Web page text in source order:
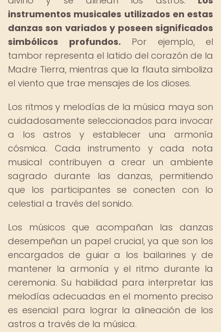
instrumentos musicales utilizados en estas
danzas son variados y poseen significados
simbólicos profundos. Por ejemplo, el
tambor representa el latido del corazón de la
Madre Tierra, mientras que la flauta simboliza
el viento que trae mensajes de los dioses.
Los ritmos y melodías de la música maya son
cuidadosamente seleccionados para invocar
a los astros y establecer una armonía
cósmica. Cada instrumento y cada nota
musical contribuyen a crear un ambiente
sagrado durante las danzas, permitiendo
que los participantes se conecten con lo
celestial a través del sonido.
Los músicos que acompañan las danzas
desempeñan un papel crucial, ya que son los
encargados de guiar a los bailarines y de
mantener la armonía y el ritmo durante la
ceremonia. Su habilidad para interpretar las
melodías adecuadas en el momento preciso
es esencial para lograr la alineación de los
astros a través de la música.